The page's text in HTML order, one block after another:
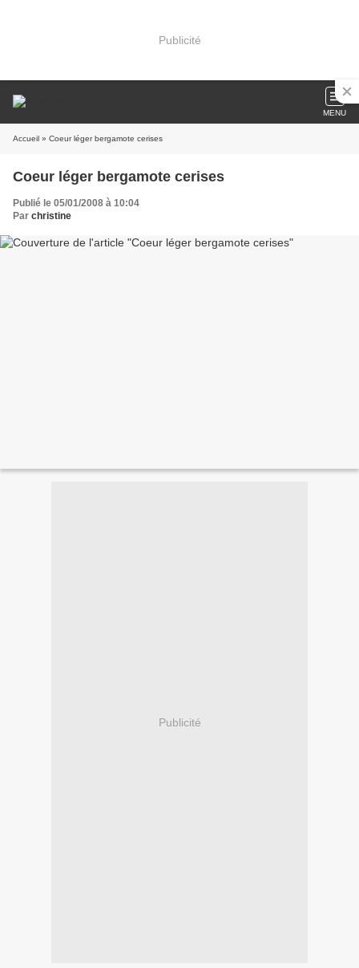
Publicité
MENU
Accueil » Coeur léger bergamote cerises
Coeur léger bergamote cerises
Publié le 05/01/2008 à 10:04
Par christine
Publicité